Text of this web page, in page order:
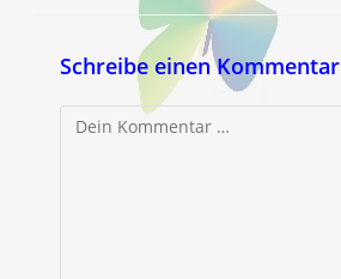
Schreibe einen Kommentar
Kommentar